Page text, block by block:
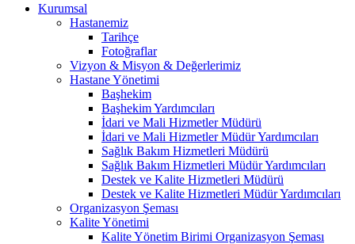
Kurumsal
Hastanemiz
Tarihçe
Fotoğraflar
Vizyon & Misyon & Değerlerimiz
Hastane Yönetimi
Başhekim
Başhekim Yardımcıları
İdari ve Mali Hizmetler Müdürü
İdari ve Mali Hizmetler Müdür Yardımcıları
Sağlık Bakım Hizmetleri Müdürü
Sağlık Bakım Hizmetleri Müdür Yardımcıları
Destek ve Kalite Hizmetleri Müdürü
Destek ve Kalite Hizmetleri Müdür Yardımcıları
Organizasyon Şeması
Kalite Yönetimi
Kalite Yönetim Birimi Organizasyon Şeması